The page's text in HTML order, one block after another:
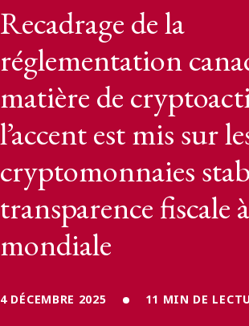
Recadrage de la
réglementation
matière de
l’accent est mis sur
cryptomonnaies
transparence fiscale
mondiale
4 DÉCEMBRE 2025 11 MIN DE